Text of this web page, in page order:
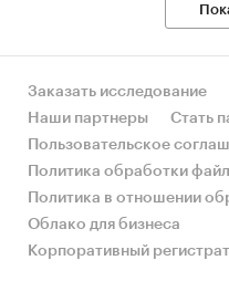
Заказать исследование
Наши партнеры
Стать
Пользовательское
Политика обработки
Политика в отношении
Облако для бизнеса
Корпоративный